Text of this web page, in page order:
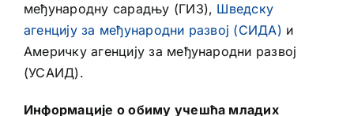
међународну сарадњу (ГИЗ), Шведску
агенцију за међународни развој (СИДА) и
Америчку агенцију за међународни развој
(УСАИД).
Информације о обиму учешћа младих